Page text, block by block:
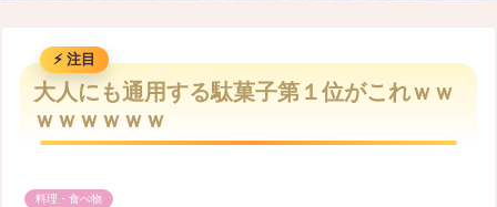
M
大人にも通用する駄菓子第１位がこれｗｗ
ｗｗｗｗｗｗ
料理・食べ物